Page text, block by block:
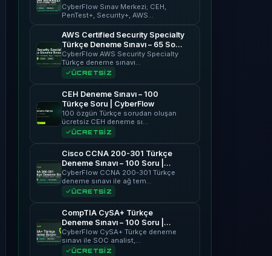
CyberFlow Sınav Merkezi; CEH,
PenTest+, Security+, AWS…
AWS Certified Security Specialty
Türkçe Deneme Sınavı – 65 Soru
| CyberFlow
CyberFlow AWS Security Specialty
Türkçe deneme sınavı…
ÜCRETSİZ
CEH Deneme Sınavı – 100
Türkçe Soru | CyberFlow
100 özgün Türkçe sorudan oluşan
ücretsiz CEH deneme sı…
ÜCRETSİZ
Cisco CCNA 200-301 Türkçe
Deneme Sınavı – 100 Soru |
CyberFlow
CyberFlow CCNA 200-301 Türkçe
deneme sınavı ile ağ tem…
ÜCRETSİZ
CompTIA CySA+ Türkçe
Deneme Sınavı – 100 Soru |
CyberFlow
CyberFlow CySA+ Türkçe deneme
sınavı ile SOC analist,…
ÜCRETSİZ